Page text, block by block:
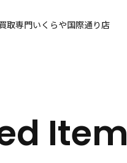
買取専門いくらや国際通り店
Item